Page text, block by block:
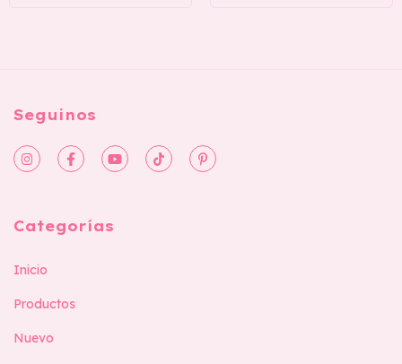
Seguinos
Categorías
Inicio
Productos
Nuevo